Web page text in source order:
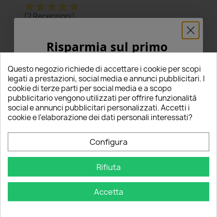
star star star star star
(2 Recensioni)
Seleziona un punteggio per filtrare le recensioni.
5 starstarstarstarstar (2)
star star star_border
3 starstarstarstar_borderstar_border (0)
2 starstarstar_borderstar_borderstar_border (0)
1 starstar_borderstar_borderstar_borderstar_border (0)
edit Scrivi una recensione
Questo negozio richiede di accettare i cookie per scopi
legati a prestazioni, social media e annunci pubblicitari. I
cookie di terze parti per social media e a scopo
pubblicitario vengono utilizzati per offrire funzionalità
social e annunci pubblicitari personalizzati. Accetti i
cookie e l'elaborazione dei dati personali interessati?
Configura
Rifiuta
Accetta
Risparmia sul primo
5% PER TE!
Inserisci la tua email qui sotto per ricevere il
5% DI SCONTOsul tuo primo ordine!
Nome
OTTIENI IL 5%